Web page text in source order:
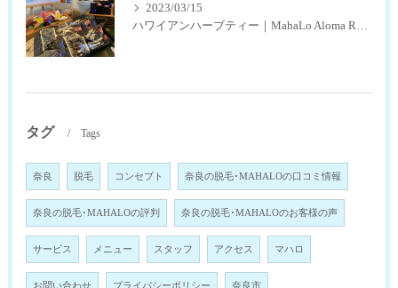
2023/03/15
タグ Tags
奈良 脱毛 コンセプト 奈良の脱毛･MAHALOの口コミ情報
奈良の脱毛･MAHALOの評判 奈良の脱毛･MAHALOのお客様の声
サービス メニュー スタッフ アクセス マハロ
お問い合わせ プライバシーポリシー 奈良市